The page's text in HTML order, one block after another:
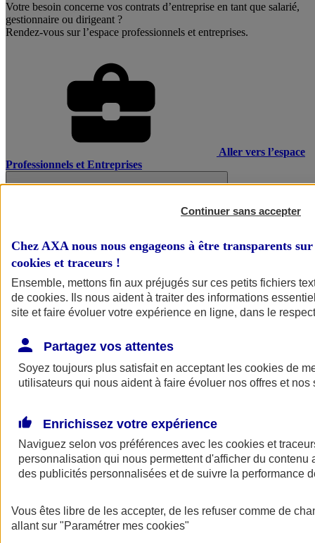
Votre besoin concerne vos contrats d’entreprise en tant que salarié,
gestionnaire ou dirigeant ?
Rendez-vous sur l’espace professionnels et entreprises.
Aller vers l’espace
Professionnels et Entreprises
AXA Assurance
Continuer sans accepter
Chez AXA nous nous engageons à être transparents
cookies et traceurs !
Ensemble, mettons fin aux préjugés sur ces petits fichiers
de cookies. Ils nous aident à traiter des informations
site et faire évoluer votre expérience en ligne, dans le
Partagez vos attentes
Soyez toujours plus satisfait en acceptant les cookies de
utilisateurs qui nous aident à faire évoluer nos offres et nos
Enrichissez votre expérience
Naviguez selon vos préférences avec les cookies et
personnalisation qui nous permettent d'afficher du contenu
des publicités personnalisées et de suivre la performance
Vous êtes libre de les accepter, de les refuser comme de
allant sur "Paramétrer mes cookies"